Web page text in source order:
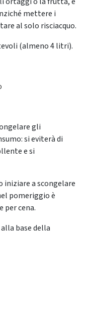
mettere i
al solo risciacquo.
(almeno 4 litri).
gli
si eviterà di
e si
iniziare a scongelare
pomeriggio è
per cena.
base della